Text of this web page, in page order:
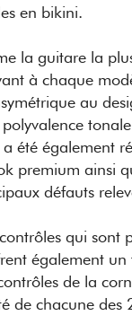
en bikini.
la guitare la
à chaque
au
été également
premium ainsi
défauts
qui sont
également
de la
de chacune des